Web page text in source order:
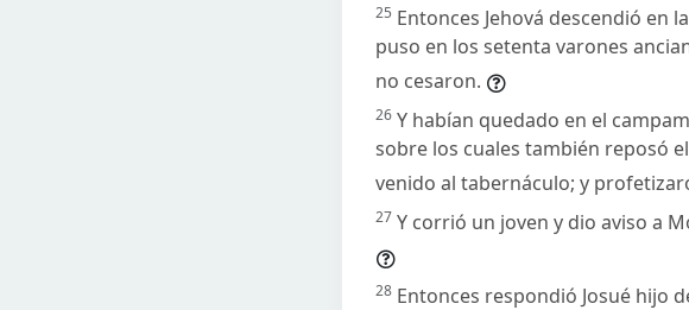
25 Entonces Jehová descendió en
puso en los setenta varones
no cesaron.
26 Y habían quedado en el
sobre los cuales también reposó
venido al tabernáculo; y
27 Y corrió un joven y dio aviso a
28 Entonces respondió Josué hijo